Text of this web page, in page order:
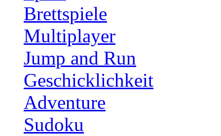
Brettspiele
Multiplayer
Jump and Run
Geschicklichkeit
Adventure
Sudoku